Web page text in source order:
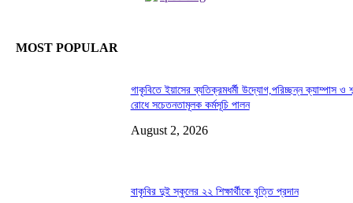
MOST POPULAR
গাকৃবিতে ইয়াসের ব্যতিক্রমধর্মী উদ্যোগ,পরিচ্ছন্ন ক্যাম্পাস ও
রোধে সচেতনতামূলক কর্মসূচি পালন
August 2, 2026
বাকৃবির দুই স্কুলের ২২ শিক্ষার্থীকে বৃত্তি প্রদান